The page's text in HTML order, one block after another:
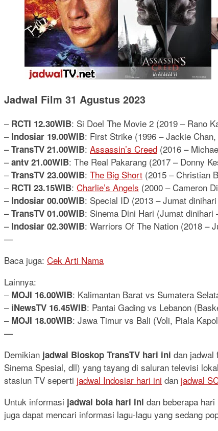
Jadwal Film 31 Agustus 2023
– RCTI 12.30WIB: Si Doel The Movie 2 (2019 – Rano
– Indosiar 19.00WIB: First Strike (1996 – Jackie
–TransTV 21.00WIB: Assassin’s Creed (2016 –
–antv 21.00WIB: The Real Pakarang (2017 – Donny
–TransTV 23.00WIB: The Big Short (2015 – Christian
– RCTI 23.15WIB: Charlie’s Angels (2000 – Cameron
– Indosiar 00.00WIB: Special ID (2013 – Jumat
–TransTV 01.00WIB: Sinema Dini Hari (Jumat dinihari
– Indosiar 02.30WIB: Warriors Of The Nation (2018 –
—
Baca juga: Cek Arti Nama
Lainnya:
– MOJI 16.00WIB: Kalimantan Barat vs Sumatera
– iNewsTV 16.45WIB: Pantai Gading vs Lebanon
– MOJI 18.00WIB: Jawa Timur vs Bali (Voli, Piala
—
Demikian jadwal Bioskop TransTV hari ini dan jadwal
Sinema Spesial, dll) yang tayang di saluran televisi
stasiun TV seperti jadwal Indosiar hari ini dan jadwal
Untuk informasi jadwal bola hari ini dan beberapa
juga dapat mencari informasi lagu-lagu yang sedang